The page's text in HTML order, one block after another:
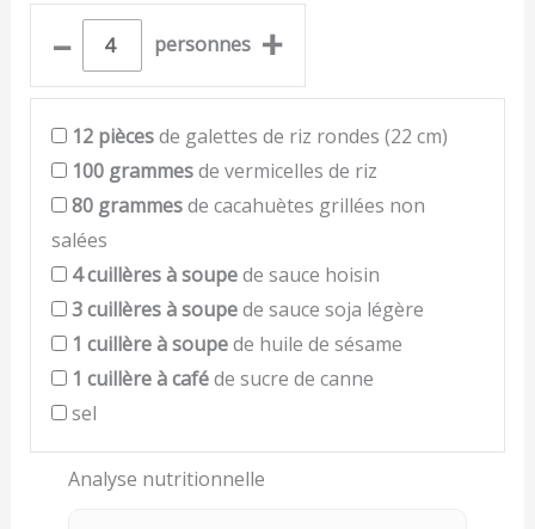
– personnes +
12 piècesde galettes de riz rondes (22 cm)
100 grammesde vermicelles de riz
80 grammesde cacahuètes grillées non
salées
4cuillères à soupede sauce hoisin
3cuillères à soupede sauce soja légère
1 cuillère à soupede huile de sésame
1 cuillère à caféde sucre de canne
sel
Analyse nutritionnelle